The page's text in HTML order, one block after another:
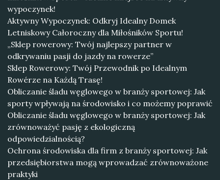
wypoczynek!
Aktywny Wypoczynek: Odkryj Idealny Domek
Letniskowy Całoroczny dla Miłośników Sportu!
„Sklep rowerowy: Twój najlepszy partner w
odkrywaniu pasji do jazdy na rowerze”
Sklep Rowerowy: Twój Przewodnik po Idealnym
Rowérze na Każdą Trasę!
Obliczanie śladu węglowego w branży sportowej: Jak
sporty wpływają na środowisko i co możemy poprawić
Obliczanie śladu węglowego w branży sportowej: Jak
zrównoważyć pasję z ekologiczną
odpowiedzialnością?
Ochrona środowiska dla firm z branży sportowej: Jak
przedsiębiorstwa mogą wprowadzać zrównoważone
praktyki